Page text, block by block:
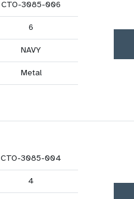
CTO-3085-006
6
NAVY
Metal
CTO-3085-004
4